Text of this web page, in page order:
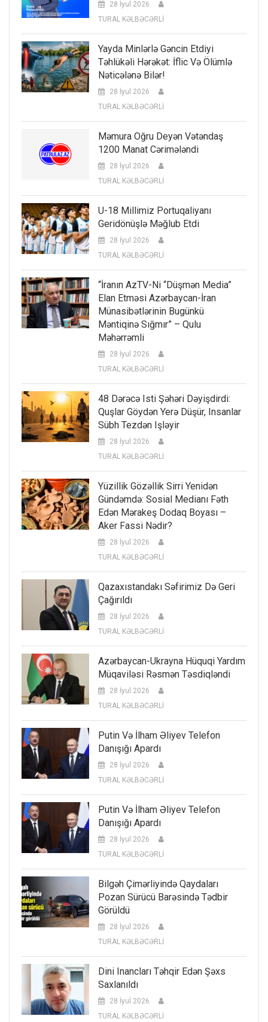
28 İyul 2026
TURAL KƏLBƏCƏRLİ
Yayda Minlərlə Gəncin Etdiyi
Təhlükəli Hərəkət: İflic Və Ölümlə
Nəticələnə Bilər!
28 İyul 2026
TURAL KƏLBƏCƏRLİ
Məmura Oğru Deyən Vətəndaş
1200 Manat Cərimələndi
28 İyul 2026
TURAL KƏLBƏCƏRLİ
U-18 Millimiz Portuqaliyanı
Geridönüşlə Məğlub Etdi
28 İyul 2026
TURAL KƏLBƏCƏRLİ
“İranın AzTV-Ni “düşmən Media”
Elan Etməsi Azərbaycan-İran
Münasibətlərinin Bugünkü
Məntiqinə Sığmır” – Qulu
Məhərrəmli
28 İyul 2026
TURAL KƏLBƏCƏRLİ
48 Dərəcə Isti Şəhəri Dəyişdirdi:
Quşlar Göydən Yerə Düşür, Insanlar
Sübh Tezdən Işləyir
28 İyul 2026
TURAL KƏLBƏCƏRLİ
Yüzillik Gözəllik Sirri Yenidən
Gündəmdə: Sosial Medianı Fəth
Edən Mərakeş Dodaq Boyası –
Aker Fassi Nədir?
28 İyul 2026
TURAL KƏLBƏCƏRLİ
Qazaxıstandakı Səfirimiz Də Geri
Çağırıldı
28 İyul 2026
TURAL KƏLBƏCƏRLİ
Azərbaycan-Ukrayna Hüquqi Yardım
Müqaviləsi Rəsmən Təsdiqləndi
28 İyul 2026
TURAL KƏLBƏCƏRLİ
Putin Və İlham Əliyev Telefon
Danışığı Apardı
28 İyul 2026
TURAL KƏLBƏCƏRLİ
Putin Və İlham Əliyev Telefon
Danışığı Apardı
28 İyul 2026
TURAL KƏLBƏCƏRLİ
Bilgəh Çimərliyində Qaydaları
Pozan Sürücü Barəsində Tədbir
Görüldü
28 İyul 2026
TURAL KƏLBƏCƏRLİ
Dini Inancları Təhqir Edən Şəxs
Saxlanıldı
28 İyul 2026
TURAL KƏLBƏCƏRLİ